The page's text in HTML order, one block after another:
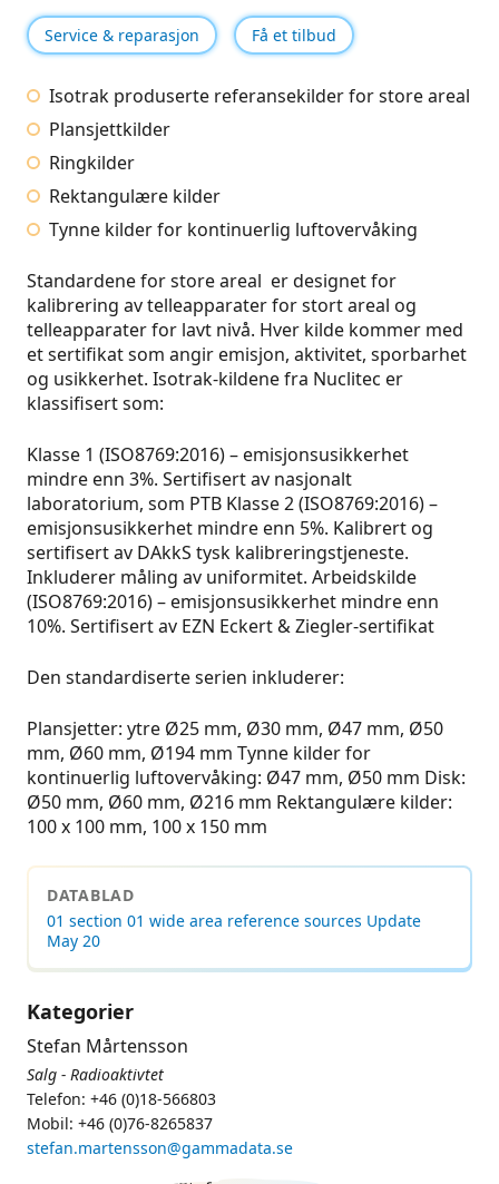
Service & reparasjon Få et tilbud
Isotrak produserte referansekilder for store areal
Plansjettkilder
Ringkilder
Rektangulære kilder
Tynne kilder for kontinuerlig luftovervåking
Standardene for store areal er designet for
kalibrering av telleapparater for stort areal og
telleapparater for lavt nivå. Hver kilde kommer med
et sertifikat som angir emisjon, aktivitet, sporbarhet
og usikkerhet. Isotrak-kildene fra Nuclitec er
klassifisert som:
Klasse 1 (ISO8769:2016) – emisjonsusikkerhet
mindre enn 3%. Sertifisert av nasjonalt
laboratorium, som PTB Klasse 2 (ISO8769:2016) –
emisjonsusikkerhet mindre enn 5%. Kalibrert og
sertifisert av DAkkS tysk kalibreringstjeneste.
Inkluderer måling av uniformitet. Arbeidskilde
(ISO8769:2016) – emisjonsusikkerhet mindre enn
10%. Sertifisert av EZN Eckert & Ziegler-sertifikat
Den standardiserte serien inkluderer:
Plansjetter: ytre Ø25 mm, Ø30 mm, Ø47 mm, Ø50
mm, Ø60 mm, Ø194 mm Tynne kilder for
kontinuerlig luftovervåking: Ø47 mm, Ø50 mm Disk:
Ø50 mm, Ø60 mm, Ø216 mm Rektangulære kilder:
100 x 100 mm, 100 x 150 mm
DATABLAD
01 section 01 wide area reference sources Update
May 20
Kategorier
Stefan Mårtensson
Salg - Radioaktivtet
Telefon: +46 (0)18-566803
Mobil: +46 (0)76-8265837
stefan.martensson@gammadata.se